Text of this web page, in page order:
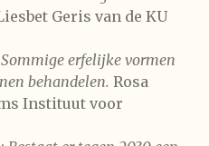
Geris van de KU
Sommige erfelijke vormen
behandelen. Rosa
Instituut voor